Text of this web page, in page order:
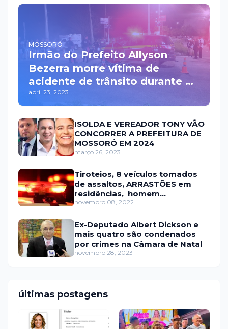
MOSSORÓ
Irmão do Prefeito Allyson
Bezerra morre vítima de
acidente de trânsito durante a
madrugada na BR 110 em
Mossoró
abril 23, 2023
ISOLDA E VEREADOR TONY VÃO
CONCORRER A PREFEITURA DE
MOSSORÓ EM 2024
março 26, 2023
Tiroteios, 8 veículos tomados
de assaltos, ARRASTÕES em
residências, homem
encontrado morto
novembro 08, 2022
Ex-Deputado Albert Dickson e
mais quatro são condenados
por crimes na Câmara de Natal
novembro 28, 2023
últimas postagens